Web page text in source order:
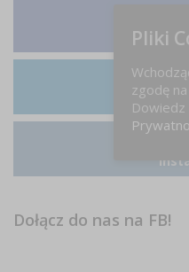
Dołącz do nas na FB!
Pliki
zgodę
Dowiedz